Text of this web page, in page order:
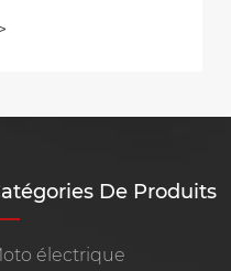
De Produits
électrique